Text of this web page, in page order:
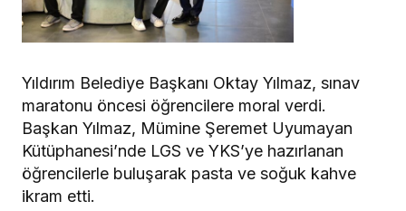
Yıldırım Belediye Başkanı Oktay Yılmaz, sınav
maratonu öncesi öğrencilere moral verdi.
Başkan Yılmaz, Mümine Şeremet Uyumayan
Kütüphanesi’nde LGS ve YKS’ye hazırlanan
öğrencilerle buluşarak pasta ve soğuk kahve
ikram etti.